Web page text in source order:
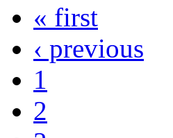
« first
‹ previous
1
2